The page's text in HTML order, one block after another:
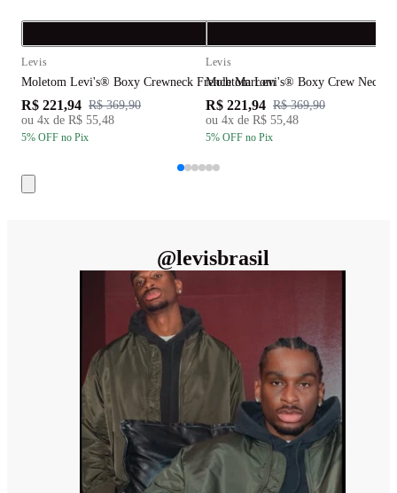
Levis
Moletom Levi's® Boxy Crewneck French Marrom
R$ 221,94 R$ 369,90
ou 4x de R$ 55,48
5% OFF no Pix
Levis
Moletom Levi's® Boxy Crew Neck
R$ 221,94 R$ 369,90
ou 4x de R$ 55,48
5% OFF no Pix
@levisbrasil